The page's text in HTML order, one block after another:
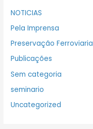
NOTICIAS
Pela Imprensa
Preservação Ferroviaria
Publicações
Sem categoria
seminario
Uncategorized